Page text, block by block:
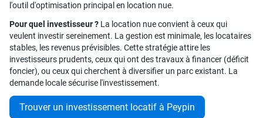
l'outil d'optimisation principal en location nue.
Pour quel investisseur ? La location nue convient à ceux qui
veulent investir sereinement. La gestion est minimale, les locataires
stables, les revenus prévisibles. Cette stratégie attire les
investisseurs prudents, ceux qui ont des travaux à financer (déficit
foncier), ou ceux qui cherchent à diversifier un parc existant. La
demande locale sécurise l'investissement.
Trouver un investissement locatif à Peypin